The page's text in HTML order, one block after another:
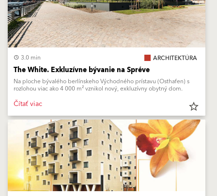
3.0 min ARCHITEKTÚRA
The White. Exkluzívne bývanie na Spréve
Na ploche bývalého berlínskeho Východného prístavu (Osthafen) s
rozlohou viac ako 4 000 m² vznikol nový, exkluzívny obytný dom.
Čítať viac star_border